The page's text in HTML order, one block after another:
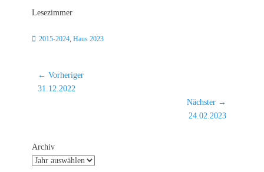
Lesezimmer
Kategorien
2015-2024, Haus 2023
Beitragsnavigation
← Vorheriger
Vorheriger
31.12.2022
Nächster →
24.02.2023
Archiv